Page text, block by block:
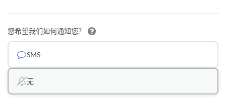
您希望我们如何通知您？
SMS
无